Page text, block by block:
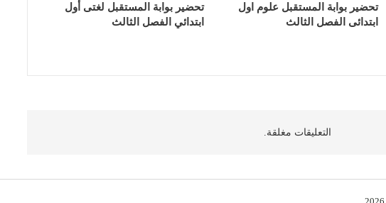
تحضير بوابة المستقبل علوم اول
ابتدائى الفصل الثالث
تحضير بوابة المستقبل لغتى أول
ابتدائي الفصل الثالث
التعليقات مغلقة.